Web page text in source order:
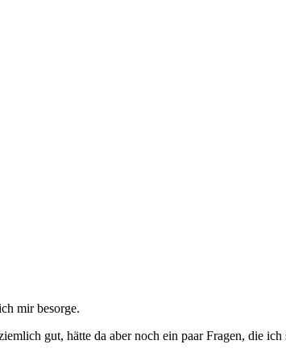
mir besorge.
gut, hätte da aber noch ein paar Fragen, die